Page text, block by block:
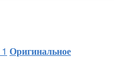
Оригинальное